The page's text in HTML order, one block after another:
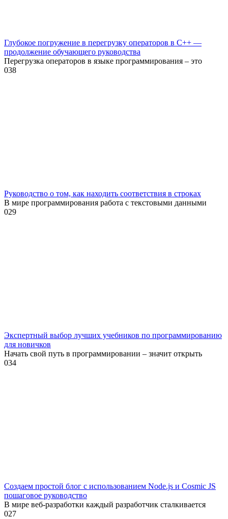
Глубокое погружение в перегрузку операторов в C++ —
продолжение обучающего руководства
Перегрузка операторов в языке программирования – это
038
Руководство о том, как находить соответствия в строках
В мире программирования работа с текстовыми данными
029
Экспертный выбор лучших учебников по программированию
для новичков
Начать свой путь в программировании – значит открыть
034
Создаем простой блог с использованием Node.js и Cosmic JS
пошаговое руководство
В мире веб-разработки каждый разработчик сталкивается
027